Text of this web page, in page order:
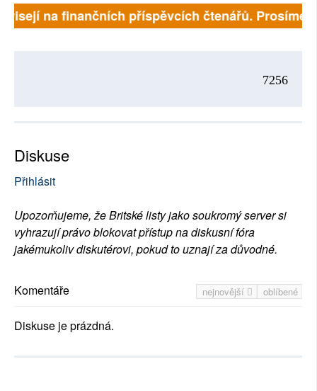
na finančních příspěvcích čtenářů. Prosíme,
7256
Diskuse
Přihlásit
Upozorňujeme, že Britské listy jako soukromý server si
vyhrazují právo blokovat přístup na diskusní fóra
jakémukoliv diskutérovi, pokud to uznají za důvodné.
nejnovější oblíbené
Komentáře
Diskuse je prázdná.